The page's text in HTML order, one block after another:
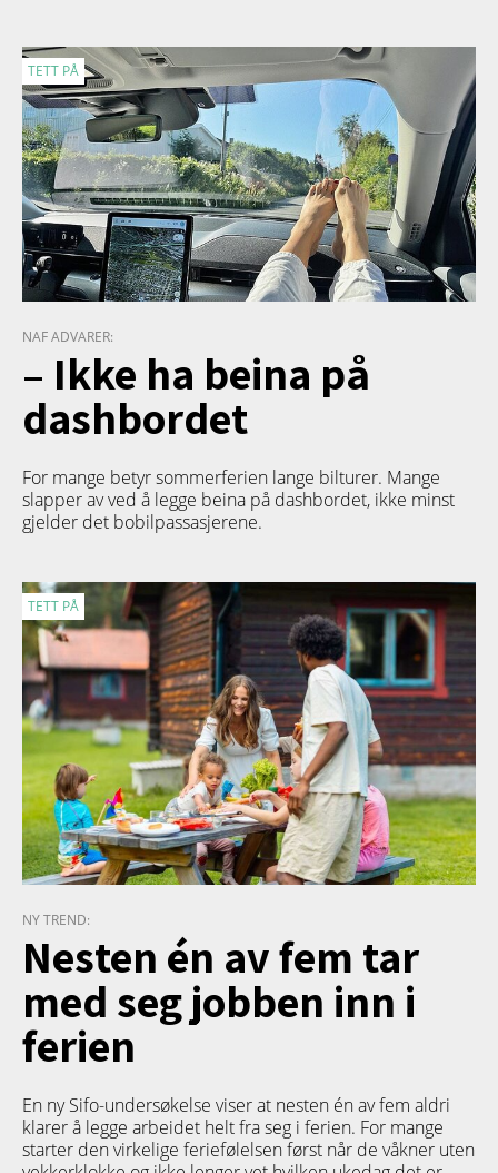
TETT PÅ
NAF ADVARER:
– Ikke ha beina på
dashbordet
For mange betyr sommerferien lange bilturer. Mange
slapper av ved å legge beina på dashbordet, ikke minst
gjelder det bobilpassasjerene.
TETT PÅ
NY TREND:
Nesten én av fem tar
med seg jobben inn i
ferien
En ny Sifo-undersøkelse viser at nesten én av fem aldri
klarer å legge arbeidet helt fra seg i ferien. For mange
starter den virkelige feriefølelsen først når de våkner uten